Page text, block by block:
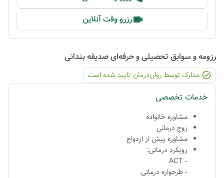
رزرو وقت آنلاین
رزومه و سوابق تحصیلی و حرفه‌ایصدیقه بندانی
مدارک توسط روان‌درمان تایید شده ‌است
خدمات تخصصی
مشاوره خانواده
زوج درمانی
مشاوره پیش از ازدواج
رویکرد درمانی:
- ACT
- طرحواره درمانی